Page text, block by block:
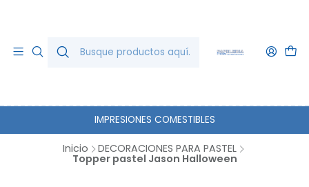
IMPRESIONES COMESTIBLES
Inicio DECORACIONES PARA PASTEL
Topper pastel Jason Halloween